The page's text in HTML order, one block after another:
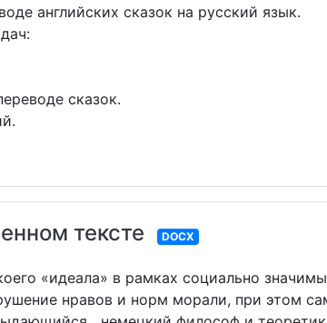
английских сказок на русский язык.
сказок.
тексте DOCX
«идеала» в рамках социально
нравов и норм морали, при этом